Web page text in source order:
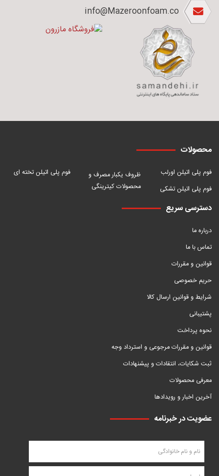
info@Mazeroonfoam.co
محصولات
فوم پلی اتیلن اورلب
فوم پلی اتیلن تشکی
ظروف یکبار مصرف و
محصولات کیترینگی
فوم پلی اتیلن تخته ای
دسترسی سریع
درباره ما
تماس با ما
قوانین و مقررات
حریم خصوصی
شرایط و قوانین ارسال کالا
پشتیبانی
نحوه پرداخت
قوانین و مقررات مرجوعی و استرداد وجه
ثبت شکایات، انتقادات و پیشنهادات
معرفی محصولات
آخرین اخبار و رویدادها
عضویت در خبرنامه